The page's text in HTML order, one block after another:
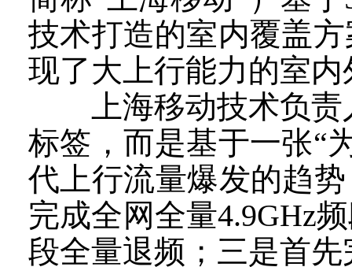
技术打造的室内覆盖
现了大上行能力的室
上海移动技术负责
标签，而是基于一张“
代上行流量爆发的趋
完成全网全量4.9GHz
段全量退频；三是首